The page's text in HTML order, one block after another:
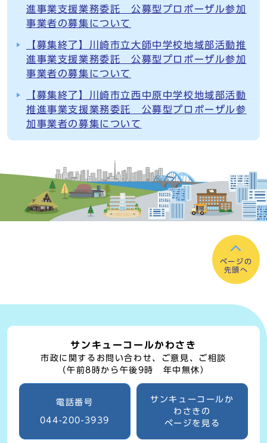
進事業支援業務委託 公募型プロポーザル参加
事業者の募集について
【募集終了】川崎市立大師中学校地域部活動推
進事業支援業務委託 公募型プロポーザル参加
事業者の募集について
【募集終了】川崎市立西中原中学校地域部活動
推進事業支援業務委託 公募型プロポーザル参
加事業者の募集について
ページの
先頭へ
サンキューコールかわさき
市政に関するお問い合わせ、ご意見、ご相談
（午前8時から午後9時 年中無休）
電話番号
044-200-3939
サンキューコールか
わさきの
ページを見る